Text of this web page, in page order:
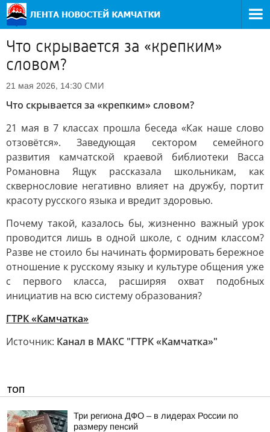
Что скрывается за «крепким»
словом?
21 мая 2026, 14:30 СМИ
Что скрывается за «крепким» словом?
21 мая в 7 классах прошла беседа «Как наше слово
отзовётся». Заведующая сектором семейного
развития камчатской краевой библиотеки Васса
Романовна Ящук рассказала школьникам, как
сквернословие негативно влияет на дружбу, портит
красоту русского языка и вредит здоровью.
Почему такой, казалось бы, жизненно важный урок
проводится лишь в одной школе, с одним классом?
Разве не стоило бы начинать формировать бережное
отношение к русскому языку и культуре общения уже
с первого класса, расширяя охват подобных
инициатив на всю систему образования?
ГТРК «Камчатка»
Источник: Канал в МАКС "ГТРК «Камчатка»"
ТОП
Три региона ДФО – в лидерах России по
размеру пенсий